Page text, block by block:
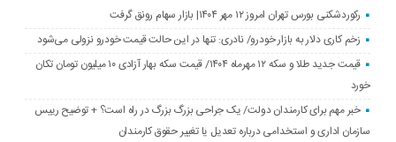
رکوردشکنی بورس تهران امروز ۱۲ مهر ۱۴۰۴| بازار سهام رونق گرفت
زخم کاری دلار به بازار خودرو/ نادری: تنها در این حالت قیمت خودرو نزولی می‌شود
قیمت جدید طلا و سکه ۱۲ مهرماه ۱۴۰۴/ قیمت سکه بهار آزادی ۱۰ میلیون تومان تکان
خورد
خبر مهم برای کارمندان دولت/ یک جراحی بزرگ بزرگ در راه است؟ + توضیح رییس
سازمان اداری و استخدامی درباره تعدیل یا تغییر حقوق کارمندان